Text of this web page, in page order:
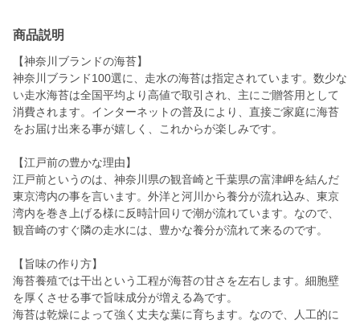
商品説明
【神奈川ブランドの海苔】
神奈川ブランド100選に、走水の海苔は指定されています。数少な
い走水海苔は全国平均より高値で取引され、主にご贈答用として
消費されます。インターネットの普及により、直接ご家庭に海苔
をお届け出来る事が嬉しく、これからが楽しみです。
【江戸前の豊かな理由】
江戸前というのは、神奈川県の観音崎と千葉県の富津岬を結んだ
東京湾内の事を言います。外洋と河川から養分が流れ込み、東京
湾内を巻き上げる様に反時計回りで潮が流れています。なので、
観音崎のすぐ隣の走水には、豊かな養分が流れて来るのです。
【旨味の作り方】
海苔養殖では干出という工程が海苔の甘さを左右します。細胞壁
を厚くさせる事で旨味成分が増える為です。
海苔は乾燥によって強く丈夫な葉に育ちます。なので、人工的に